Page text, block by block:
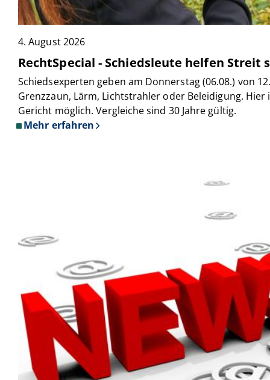
4. August 2026
RechtSpecial - Schiedsleute helfen Streit
Schiedsexperten geben am Donnerstag (06.08.) von
Grenzzaun, Lärm, Lichtstrahler oder Beleidigung.
Gericht möglich. Vergleiche sind 30 Jahre gültig.
Mehr erfahrenüber